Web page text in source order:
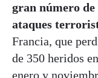
gran número
ataques
Francia, que
de 350 heridos
enero y